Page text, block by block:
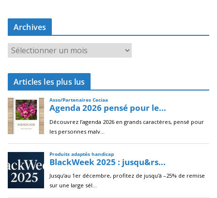
Archives
r
c
i
v
e
s
Articles les plus lus